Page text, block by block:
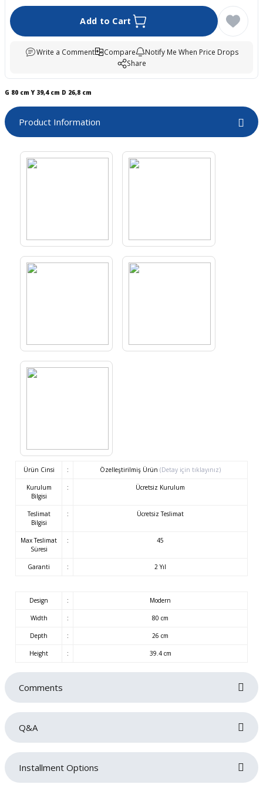
Add to Cart
Write a Comment Compare
Notify Me When Price Drops
Share
G 80 cm Y 39,4 cm D 26,8 cm
Product Information
Ürün Cinsi : Özelleştirilmiş Ürün (Detay için tıklayınız)
Kurulum
Bilgisi
: Ücretsiz Kurulum
Teslimat
Bilgisi
: Ücretsiz Teslimat
Max Teslimat
Süresi
: 45
Garanti : 2 Yıl
Design : Modern
Width : 80 cm
Depth : 26 cm
Height : 39.4 cm
Comments
Q&A
No questions have been asked about this product yet.
Installment Options